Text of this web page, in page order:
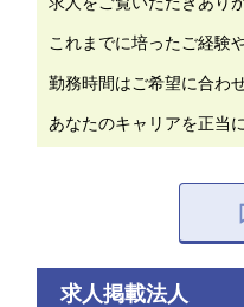
これまでに培ったご経験
勤務時間はご希望に合わ
あなたのキャリアを正当
求人掲載法人